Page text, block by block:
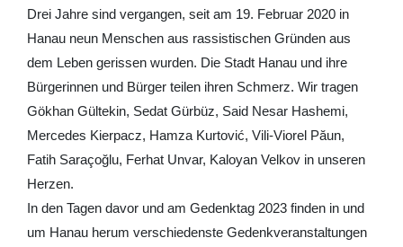
Drei Jahre sind vergangen, seit am 19. Februar 2020 in
Hanau neun Menschen aus rassistischen Gründen aus
dem Leben gerissen wurden. Die Stadt Hanau und ihre
Bürgerinnen und Bürger teilen ihren Schmerz. Wir tragen
Gökhan Gültekin, Sedat Gürbüz, Said Nesar Hashemi,
Mercedes Kierpacz, Hamza Kurtović, Vili-Viorel Păun,
Fatih Saraçoğlu, Ferhat Unvar, Kaloyan Velkov in unseren
Herzen.
In den Tagen davor und am Gedenktag 2023 finden in und
um Hanau herum verschiedenste Gedenkveranstaltungen